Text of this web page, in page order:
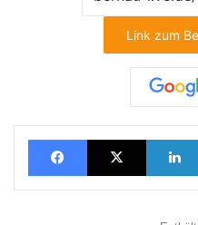
Link zum
FacebookX